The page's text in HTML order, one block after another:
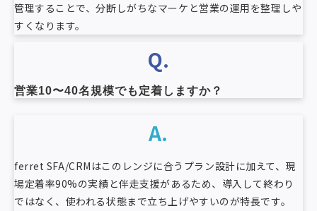
管理することで、分断しがちなマーケと営業の運用を整理しや
すくなります。
Q.
営業10〜40名規模でも定着しますか？
A.
ferret SFA/CRMはこのレンジに合うプラン設計に加えて、現
場定着率90%の実績と伴走支援があるため、導入して終わり
ではなく、使われる状態まで立ち上げやすいのが特長です。